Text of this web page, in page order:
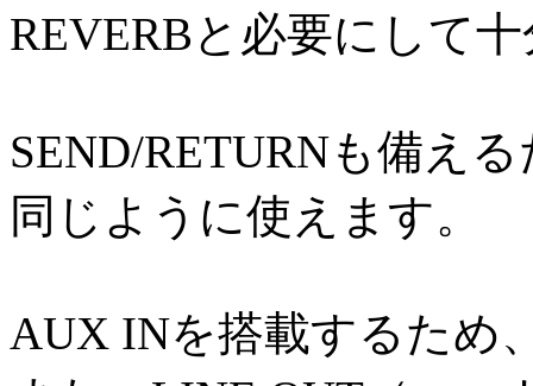
REVERBと必要にして
SEND/RETURNも備え
同じように使えます。
AUX INを搭載するため